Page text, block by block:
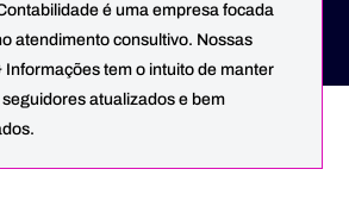
é uma empresa focada
atendimento consultivo. Nossas
Informações tem o intuito de manter
atualizados e bem